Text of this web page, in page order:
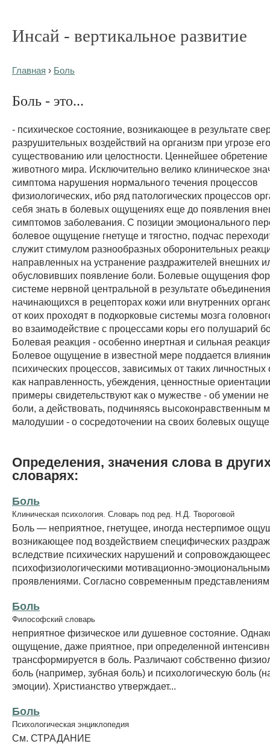
Инсай - вертикальное развитие
Главная › Боль
Боль - это...
- психическое состояние, возникающее в результате
разрушительных воздействий на организм при угрозе его
существованию или целостности. Ценнейшее
животного мира. Исключительно велико клиническое
симптома нарушения нормального течения процессов
физиологических, ибо ряд патологических процессов
себя знать в болевых ощущениях еще до появления
симптомов заболевания. С позиции эмоционального
болевое ощущение гнетуще и тягостно, подчас
служит стимулом разнообразных оборонительных
направленных на устранение раздражителей внешних
обусловивших появление боли. Болевые ощущения
системе нервной центральной в результате
начинающихся в рецепторах кожи или внутренних
от коих проходят в подкорковые системы мозга
во взаимодействие с процессами коры его полушарий
Болевая реакция - особенно инертная и сильная
Болевое ощущение в известной мере поддается
психических процессов, зависимых от таких личностных
как направленность, убеждения, ценностные
примеры свидетельствуют как о мужестве - об умении
боли, а действовать, подчиняясь высоконравственным
малодушии - о сосредоточении на своих болевых
Определения, значения слова в
словарях:
Боль
Клиническая психология. Словарь под ред. Н.Д. Твороговой
Боль — неприятное, гнетущее, иногда нестерпимое
возникающее под воздействием специфических
вследствие психических нарушений и
психофизиологическими мотивационно-
проявлениями. Согласно современным
Боль
Философский словарь
неприятное физическое или душевное состояние.
ощущение, даже приятное, при определенной
трансформируется в боль. Различают собственно
боль (например, зубная боль) и психологическую боль
эмоции). Христианство утверждает...
Боль
Психологическая энциклопедия
См. СТРАДАНИЕ